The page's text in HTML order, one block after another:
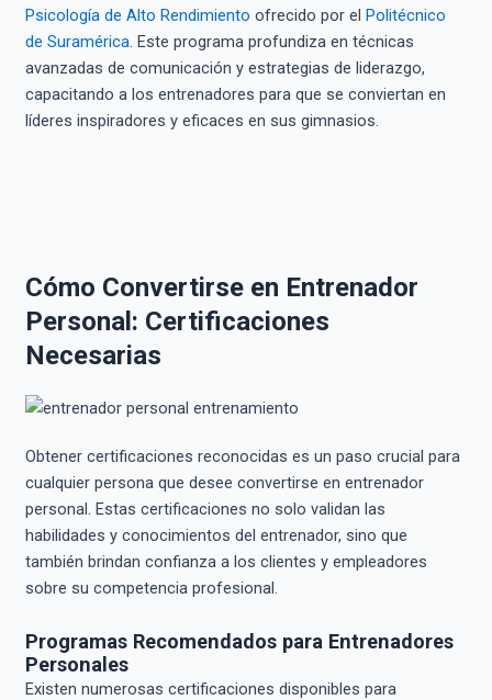
Psicología de Alto Rendimiento ofrecido por el Politécnico
de Suramérica . Este programa profundiza en técnicas
avanzadas de comunicación y estrategias de liderazgo,
capacitando a los entrenadores para que se conviertan en
líderes inspiradores y eficaces en sus gimnasios.
Cómo Convertirse en Entrenador
Personal: Certificaciones
Necesarias
Obtener certificaciones reconocidas es un paso crucial para
cualquier persona que desee convertirse en entrenador
personal. Estas certificaciones no solo validan las
habilidades y conocimientos del entrenador, sino que
también brindan confianza a los clientes y empleadores
sobre su competencia profesional.
Programas Recomendados para Entrenadores
Personales
Existen numerosas certificaciones disponibles para